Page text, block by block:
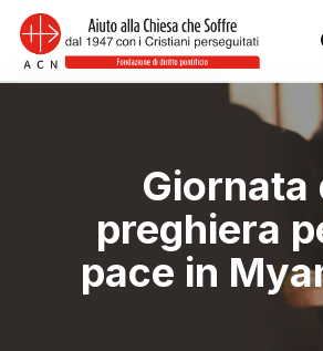
Skip
main
Giornata
preghiera
pace in